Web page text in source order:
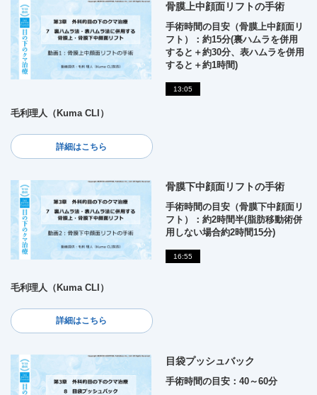
骨膜上中顔面リフトの手術
手術時間の目安（骨膜上中顔面リ
フト）：約15分(裏ハムラを併用
すると＋約30分、表ハムラを併用
すると＋約1時間)
13:05
毛利理人（Kuma CLI）
詳細はこちら
骨膜下中顔面リフトの手術
手術時間の目安（骨膜下中顔面リ
フト）：約2時間半(脂肪移動術併
用しない場合約2時間15分)
16:55
毛利理人（Kuma CLI）
詳細はこちら
目袋プッシュバック
手術時間の目安：40～60分